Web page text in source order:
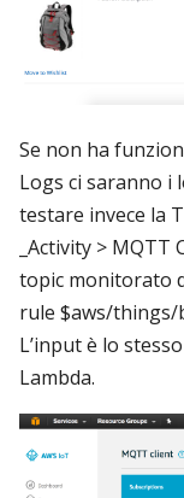
Se non ha
Logs ci saranno i
testare invece la
_Activity >
topic monitorato
rule $aws/
L’input è lo
Lambda.